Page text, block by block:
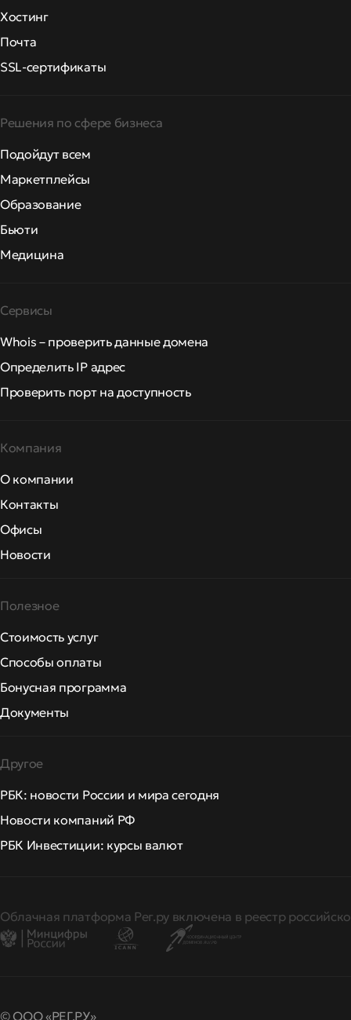
Хостинг
Почта
SSL-сертификаты
Решения по сфере бизнеса
Подойдут всем
Маркетплейсы
Образование
Бьюти
Медицина
Сервисы
Whois – проверить данные домена
Определить IP адрес
Проверить порт на доступность
Компания
О компании
Контакты
Офисы
Новости
Полезное
Стоимость услуг
Способы оплаты
Бонусная программа
Документы
Другое
РБК: новости России и мира сегодня
Новости компаний РФ
РБК Инвестиции: курсы валют
Облачная платформа Рег.ру включена в реестр
© ООО «РЕГ.РУ»